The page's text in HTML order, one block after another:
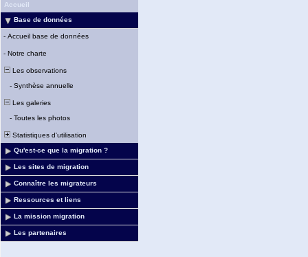
Accueil
Base de données
- Accueil base de données
- Notre charte
Les observations
- Synthèse annuelle
Les galeries
- Toutes les photos
Statistiques d'utilisation
Qu'est-ce que la migration ?
Les sites de migration
Connaître les migrateurs
Ressources et liens
La mission migration
Les partenaires